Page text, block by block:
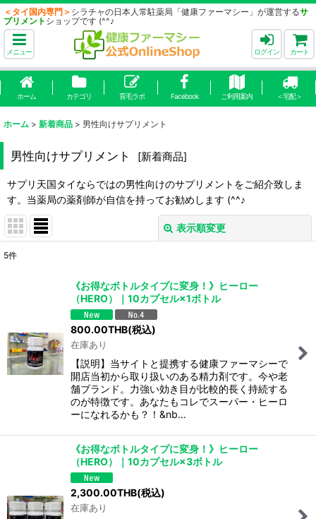
＜タイ国内専門＞ シラチャの日本人常駐薬局「健康ファーマシー」が運営するサ
プリメント ショップです (^^♪
メニュー ログイン カート
ホーム カテゴリ 育毛ラボ Facebook ご利用案内 ＜宅配＞
ホーム > 新着商品 > 男性向けサプリメント
男性向けサプリメント [新着商品]
サプリ天国タイならではの男性向けのサプリメントをご紹介致しま
す。当薬局の薬剤師が自信を持ってお勧めします (^^♪
表示順変更
5件
《お得なボトルタイプに変身！》ヒーロー
（HERO）｜10カプセル×1ボトル
800.00THB(税込)
在庫あり
【説明】当サイトと提携する健康ファーマシーで
開店当初から取り扱いのある精力剤です。今や老
舗ブランド。力強い効き目が比較的長く持続する
のが特徴です。あなたもコレでスーパー・ヒーロ
ーになれるかも？！&nb…
《お得なボトルタイプに変身！》ヒーロー
（HERO）｜10カプセル×3ボトル
2,300.00THB(税込)
在庫あり